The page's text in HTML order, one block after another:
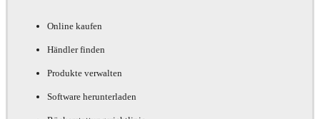
Online kaufen
Händler finden
Produkte verwalten
Software herunterladen